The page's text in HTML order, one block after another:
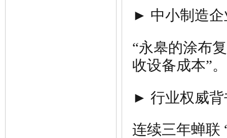
► 中小制造企
“永皋的涂布
收设备成本”。
► 行业权威背
连续三年蝉联